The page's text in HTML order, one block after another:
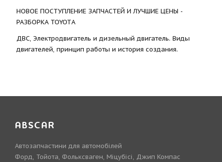
НОВОЕ ПОСТУПЛЕНИЕ ЗАПЧАСТЕЙ И ЛУЧШИЕ ЦЕНЫ -
РАЗБОРКА TOYOTА
ДВС, Электродвигатель и дизельный двигатель. Виды
двигателей, принцип работы и история создания.
ABSCAR
Автозапчастини для автомобілей
Форд, Тойота, Фольксваген, Міцубісі, Джип Компас